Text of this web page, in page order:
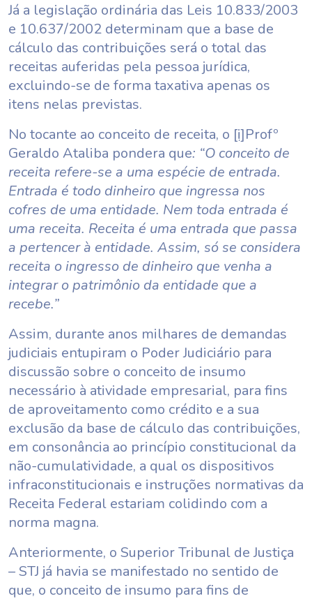
Já a legislação ordinária das Leis 10.833/2003
e 10.637/2002 determinam que a base de
cálculo das contribuições será o total das
receitas auferidas pela pessoa jurídica,
excluindo-se de forma taxativa apenas os
itens nelas previstas.
No tocante ao conceito de receita, o [i]Profº
Geraldo Ataliba pondera que: “O conceito de
receita refere-se a uma espécie de entrada.
Entrada é todo dinheiro que ingressa nos
cofres de uma entidade. Nem toda entrada é
uma receita. Receita é uma entrada que passa
a pertencer à entidade. Assim, só se considera
receita o ingresso de dinheiro que venha a
integrar o patrimônio da entidade que a
recebe.”
Assim, durante anos milhares de demandas
judiciais entupiram o Poder Judiciário para
discussão sobre o conceito de insumo
necessário à atividade empresarial, para fins
de aproveitamento como crédito e a sua
exclusão da base de cálculo das contribuições,
em consonância ao princípio constitucional da
não-cumulatividade, a qual os dispositivos
infraconstitucionais e instruções normativas da
Receita Federal estariam colidindo com a
norma magna.
Anteriormente, o Superior Tribunal de Justiça
– STJ já havia se manifestado no sentido de
que, o conceito de insumo para fins de